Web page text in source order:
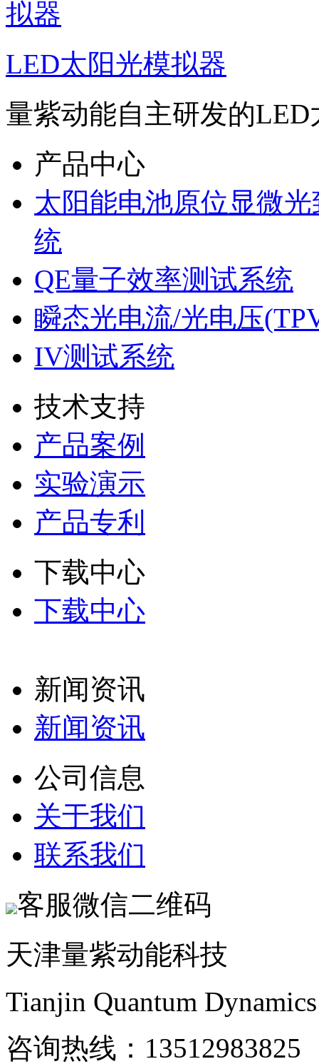
LED太阳光模拟器
量紫动能自主研发的
产品中心
太阳能电池原位显微
统
QE量子效率测试系统
瞬态光电流/光电压
IV测试系统
技术支持
产品案例
实验演示
产品专利
下载中心
下载中心
新闻资讯
新闻资讯
公司信息
关于我们
联系我们
客服微信二维码
天津量紫动能科技
Tianjin Quantum
咨询热线：13512983825